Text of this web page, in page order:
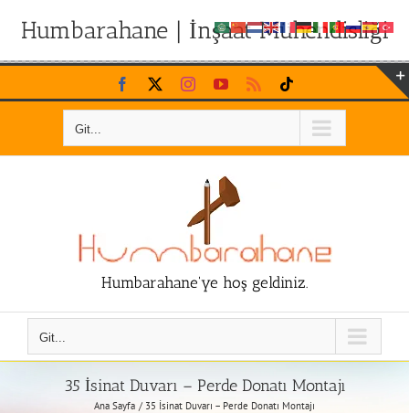
Humbarahane | İnşaat Mühendisliği
Skip
to
Facebook InstagramYouTubeRss
Git...
Humbarahane'ye hoş geldiniz.
Git...
35 İsinat Duvarı – Perde Donatı Montajı
Ana Sayfa 35 İsinat Duvarı – Perde Donatı Montajı